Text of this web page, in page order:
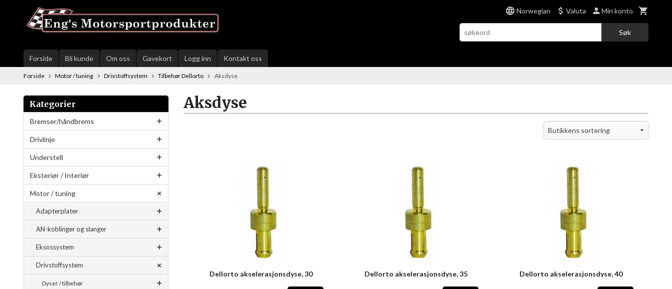
innholdet
Norwegian Valuta Min konto
Søk
Forside Bli kunde Om oss Gavekort Logg inn Kontakt oss
Forside Motor / tuning Drivstoffsystem Tilbehør Dellorto Aksdyse
Kategorier
Bremser/håndbrems
Drivlinje
Understell
Eksteriør / Interiør
Motor / tuning
Adapterplater
AN-koblinger og slanger
Eksossystem
Drivstoffsystem
Dyser / tilbehør
Aksdyse
Dellorto akselerasjonsdyse, 30 Dellorto akselerasjonsdyse, 35 Dellorto akselerasjonsdyse, 40